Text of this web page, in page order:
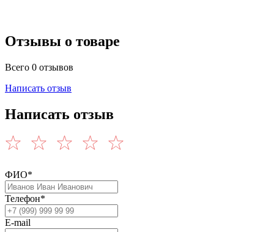
Отзывы о товаре
Всего 0 отзывов
Написать отзыв
Написать отзыв
ФИО*
Телефон*
E-mail